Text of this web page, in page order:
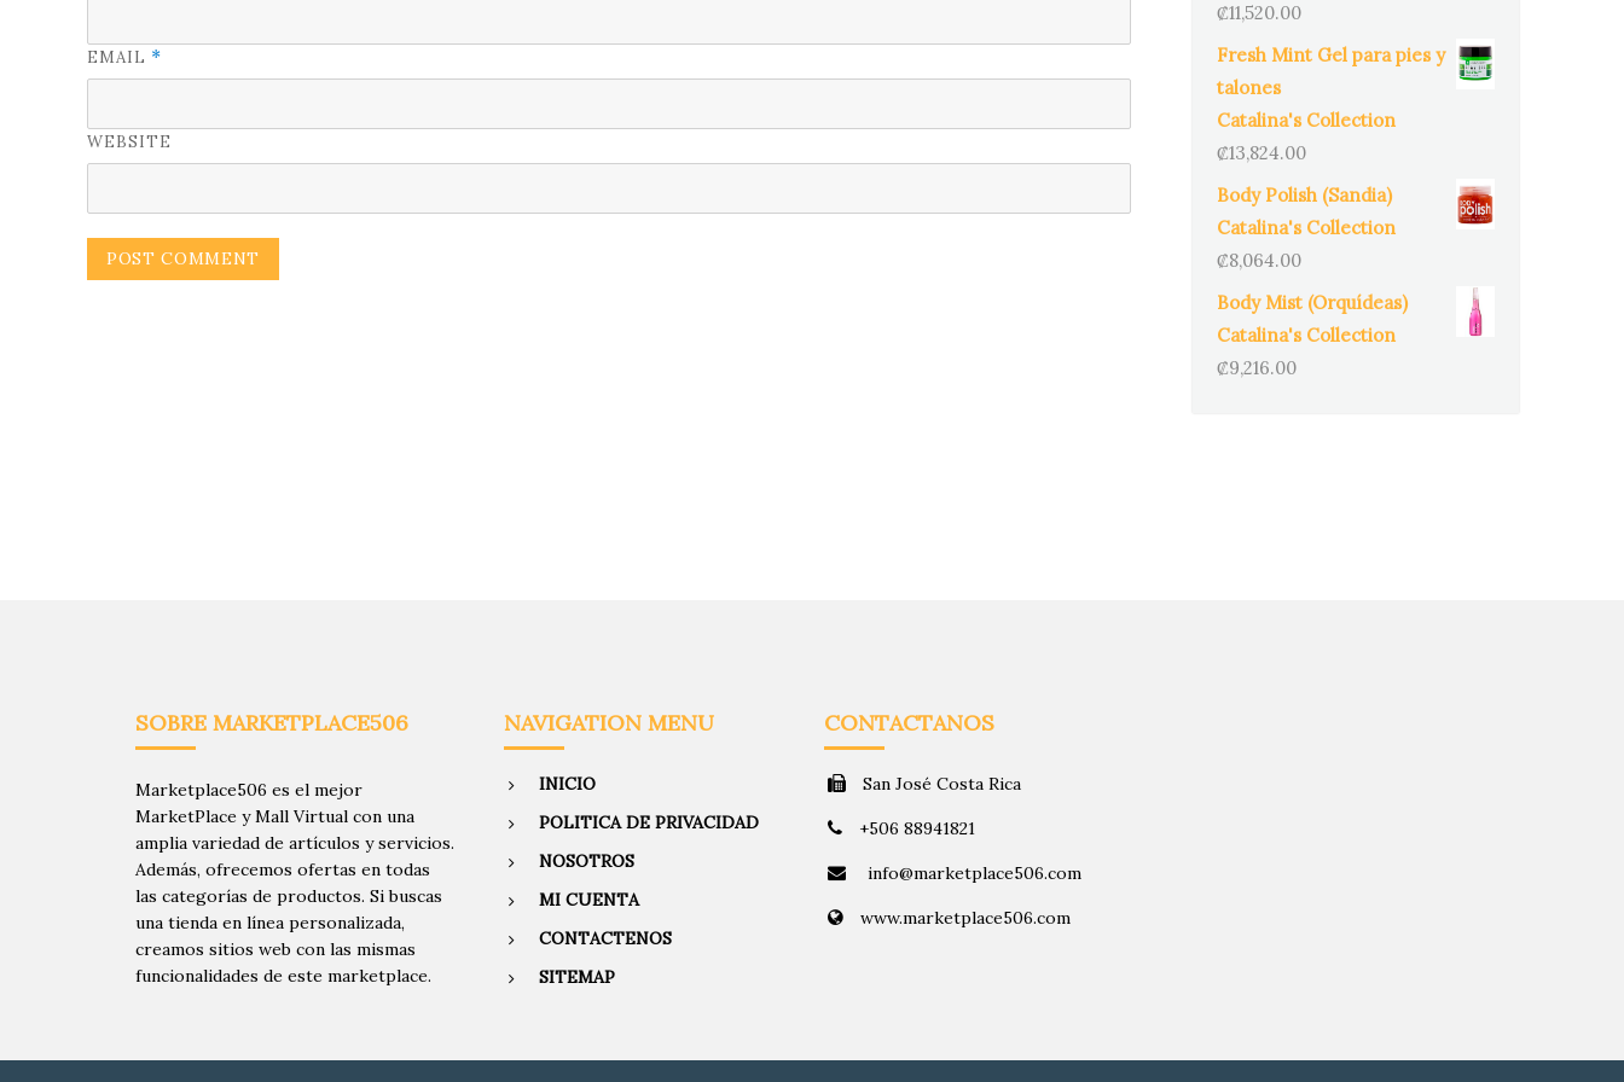
EMAIL *
WEBSITE
₡11,520.00
Fresh Mint Gel para pies y
talones
Catalina's Collection
₡13,824.00
Body Polish (Sandia)
Catalina's Collection
₡8,064.00
Body Mist (Orquídeas)
Catalina's Collection
₡9,216.00
SOBRE MARKETPLACE506
Marketplace506 es el mejor
MarketPlace y Mall Virtual con una
amplia variedad de artículos y servicios.
Además, ofrecemos ofertas en todas
las categorías de productos. Si buscas
una tienda en línea personalizada,
creamos sitios web con las mismas
funcionalidades de este marketplace.
NAVIGATION MENU
INICIO
POLITICA DE PRIVACIDAD
NOSOTROS
MI CUENTA
CONTACTENOS
SITEMAP
CONTACTANOS
San José Costa Rica
+506 88941821
info@marketplace506.com
www.marketplace506.com